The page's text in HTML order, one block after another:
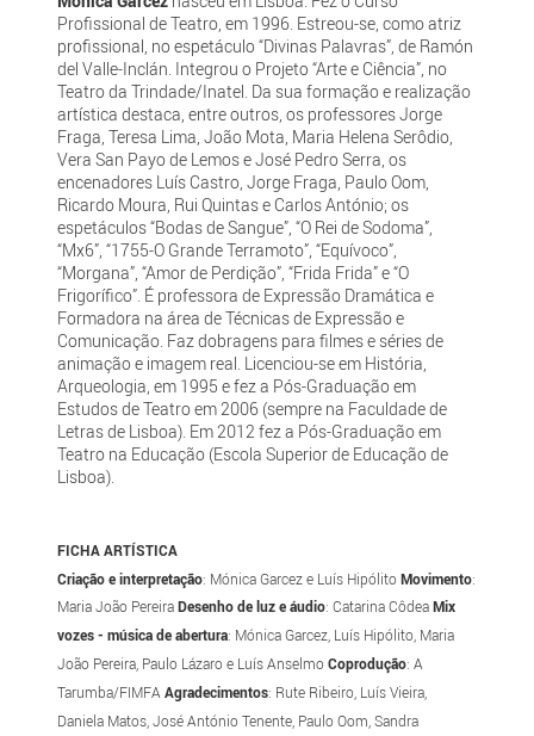
Profissional de Teatro, em 1996. Estreou-se, como atriz
profissional, no espetáculo “Divinas Palavras”, de Ramón
del Valle-Inclán. Integrou o Projeto “Arte e Ciência”, no
Teatro da Trindade/Inatel. Da sua formação e realização
artística destaca, entre outros, os professores Jorge
Fraga, Teresa Lima, João Mota, Maria Helena Serôdio,
Vera San Payo de Lemos e José Pedro Serra, os
encenadores Luís Castro, Jorge Fraga, Paulo Oom,
Ricardo Moura, Rui Quintas e Carlos António; os
espetáculos “Bodas de Sangue”, “O Rei de Sodoma”,
“Mx6”, “1755-O Grande Terramoto”, “Equívoco”,
“Morgana”, “Amor de Perdição”, “Frida Frida” e “O
Frigorífico”. É professora de Expressão Dramática e
Formadora na área de Técnicas de Expressão e
Comunicação. Faz dobragens para filmes e séries de
animação e imagem real. Licenciou-se em História,
Arqueologia, em 1995 e fez a Pós-Graduação em
Estudos de Teatro em 2006 (sempre na Faculdade de
Letras de Lisboa). Em 2012 fez a Pós-Graduação em
Teatro na Educação (Escola Superior de Educação de
Lisboa).
FICHA ARTÍSTICA
Criação e interpretação: Mónica Garcez e Luís HipólitoMovimento:
Maria João PereiraDesenho de luz e áudio: Catarina CôdeaMix
vozes - música de abertura: Mónica Garcez, Luís Hipólito, Maria
João Pereira, Paulo Lázaro e Luís AnselmoCoprodução: A
Tarumba/FIMFAAgradecimentos: Rute Ribeiro, Luís Vieira,
Daniela Matos, José António Tenente, Paulo Oom, Sandra